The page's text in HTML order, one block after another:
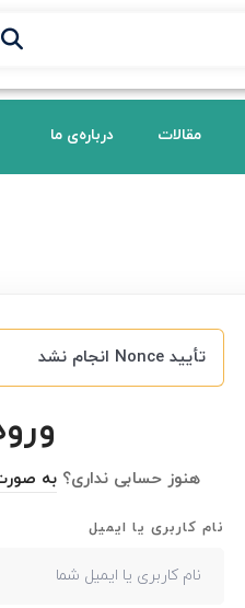
مقالات درباره‌ی ما
تأیید Nonce انجام نشد
هنوز حسابی نداری؟ به
نام کاربری یا ایمیل